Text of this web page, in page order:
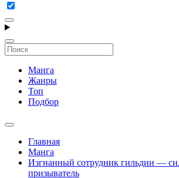
Манга
Жанры
Топ
Подбор
Главная
Манга
Изгнанный сотрудник гильдии —
призыватель